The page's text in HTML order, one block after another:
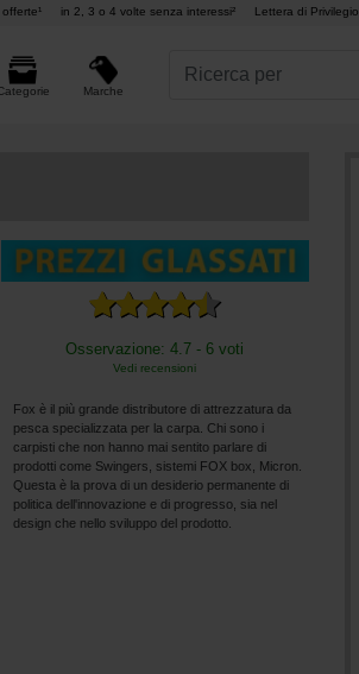
in 2, 3 o 4 volte senza interessi² Lettera di Privilegio
Marche
Osservazione: 4.7 - 6 voti
Vedi recensioni
Fox è il più grande distributore di attrezzatura da
pesca specializzata per la carpa. Chi sono i
carpisti che non hanno mai sentito parlare di
prodotti come Swingers, sistemi FOX box, Micron.
Questa è la prova di un desiderio permanente di
politica dell'innovazione e di progresso, sia nel
design che nello sviluppo del prodotto.